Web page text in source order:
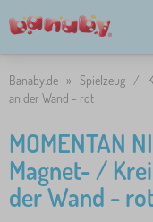
Banaby.de » Spielzeug /
an der Wand - rot
MOMENTAN
Magnet- /
der Wand -